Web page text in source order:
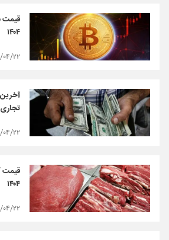
۱۴۰۴
۱۴۰۴/
آخرین
تجاری
۱۴۰۴/
۱۴۰۴
۱۴۰۴/